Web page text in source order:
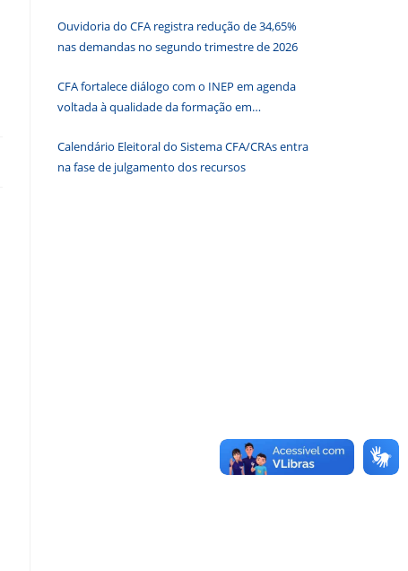
Ouvidoria do CFA registra redução de 34,65%
nas demandas no segundo trimestre de 2026
CFA fortalece diálogo com o INEP em agenda
voltada à qualidade da formação em
Calendário Eleitoral do Sistema CFA/CRAs entra
na fase de julgamento dos recursos